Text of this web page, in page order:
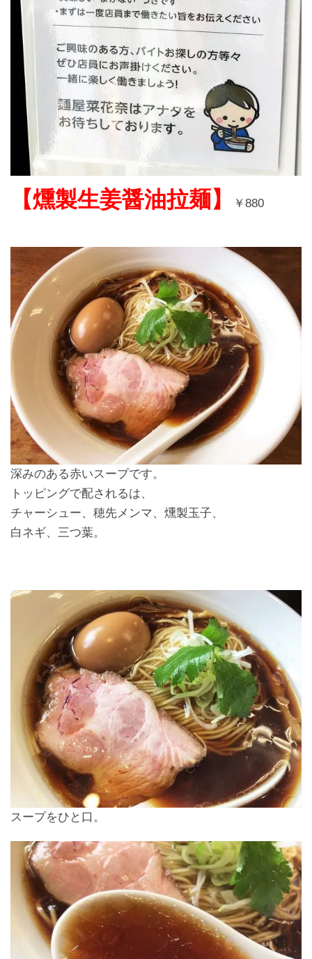
【燻製生姜醤油拉麺】 ￥ 880
深みのある赤いスープです。
トッピングで配されるは、
チャーシュー、穂先メンマ、燻製玉子、
白ネギ、三つ葉。
スープをひと口。